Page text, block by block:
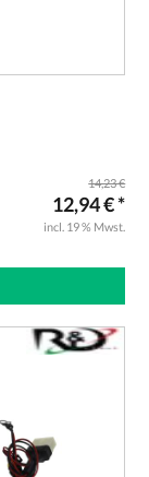
14,23 €
12,94 € *
incl. 19 % Mwst.